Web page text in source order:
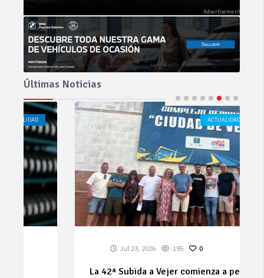
Últimas Noticias
ACTUALIDAD CÁDIZ
195 0
La 42ª Subida a Vejer comienza a perfilarse